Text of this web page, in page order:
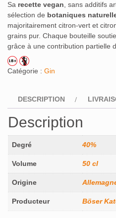
Sa recette vegan , sans additifs
sélection de botaniques
majoritairement citron-vert et
grains pur. Chaque bouteille
grâce à une contribution partielle
Catégorie : Gin
DESCRIPTION
Description
Degré 40%
Volume 50 cl
Origine
Producteur Böser